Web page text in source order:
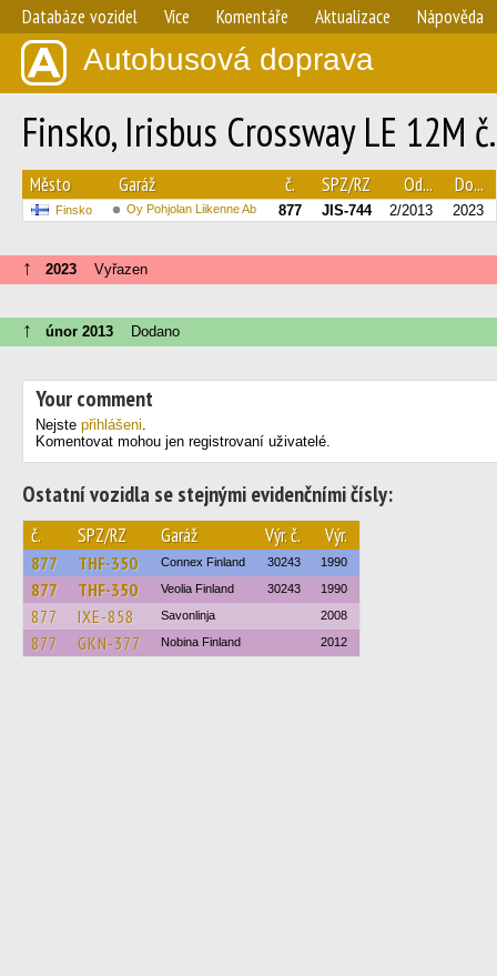
Databáze vozidel Více Komentáře Aktualizace Nápověda
Autobusová doprava
Finsko, Irisbus Crossway LE 12M
Město Garáž č. SPZ/RZ Od... Do...
Finsko Oy Pohjolan Liikenne Ab 877 JIS-744 2/2013 2023
↑ 2023 Vyřazen
↑ únor 2013 Dodano
Your comment
Nejste přihlášeni.
Komentovat mohou jen registrovaní uživatelé.
Ostatní vozidla se stejnými evidenčními čísly:
č. SPZ/RZ Garáž Výr. č. Výr.
877 THF-350 Connex Finland 30243 1990
877 THF-350 Veolia Finland 30243 1990
877 IXE-858 Savonlinja 2008
877 GKN-377 Nobina Finland 2012